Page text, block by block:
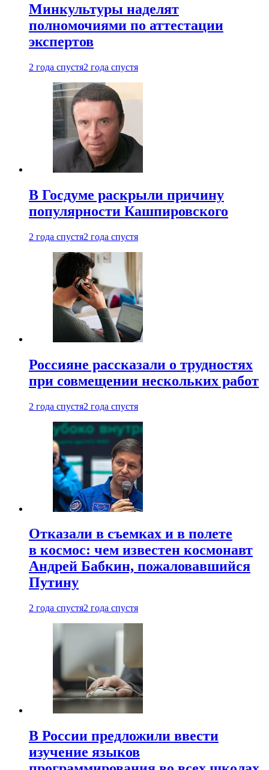
Минкультуры наделят
полномочиями по аттестации
экспертов
2 года спустя2 года спустя
В Госдуме раскрыли причину
популярности Кашпировского
2 года спустя2 года спустя
Россияне рассказали о трудностях
при совмещении нескольких работ
2 года спустя2 года спустя
Отказали в съемках и в полете
в космос: чем известен космонавт
Андрей Бабкин, пожаловавшийся
Путину
2 года спустя2 года спустя
В России предложили ввести
изучение языков